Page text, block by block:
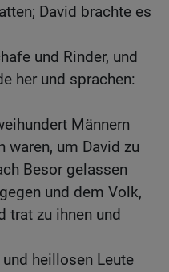
David brachte es
und Rinder, und
her und sprachen:
Männern
waren, um David zu
Besor gelassen
und dem Volk,
trat zu ihnen und
heillosen Leute